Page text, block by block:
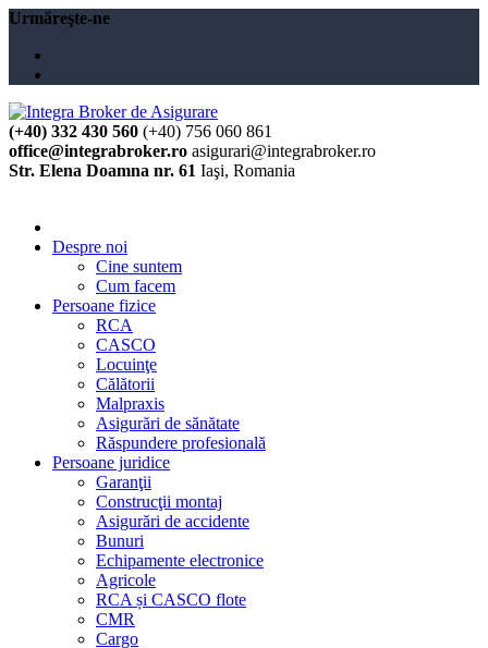
Urmăreşte-ne
(+40) 332 430 560 (+40) 756 060 861
office@integrabroker.ro asigurari@integrabroker.ro
Str. Elena Doamna nr. 61 Iaşi, Romania
Despre noi
Cine suntem
Cum facem
Persoane fizice
RCA
CASCO
Locuinţe
Călătorii
Malpraxis
Asigurări de sănătate
Răspundere profesională
Persoane juridice
Garanţii
Construcţii montaj
Asigurări de accidente
Bunuri
Echipamente electronice
Agricole
RCA și CASCO flote
CMR
Cargo